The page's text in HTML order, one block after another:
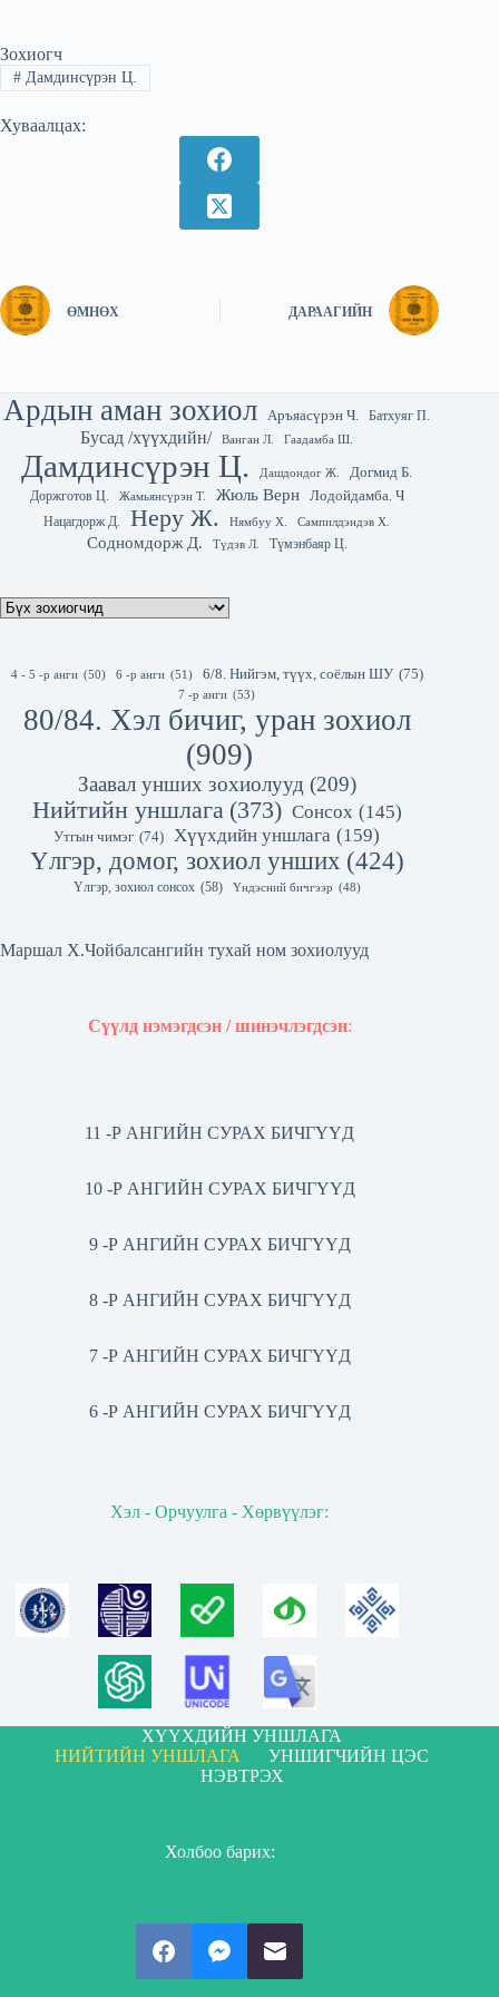
Зохиогч
#Дамдинсүрэн Ц.
Хуваалцах:
ӨМНӨХ ДАРААГИЙН
Ардын аман зохиол Аръяасүрэн Ч. Батхуяг П.
Бусад /хүүхдийн/ Ванган Л. Гаадамба Ш.
Дамдинсүрэн Ц. Дашдондог Ж.
Догмид Б.
Доржготов Ц.
Жамьянсүрэн Т. Жюль Верн Лодойдамба. Ч
Нацагдорж Д. Неру Ж. Нямбуу Х. Сампилдэндэв Х.
Содномдорж Д. Түдэв Л. Түмэнбаяр Ц.
4 - 5 -р анги (50) 6 -р анги (51) 6/8. Нийгэм, түүх, соёлын ШУ (75)
7 -р анги (53)
80/84. Хэл бичиг, уран зохиол
(909)
Заавал унших зохиолууд (209)
Нийтийн уншлага (373) Сонсох (145)
Утгын чимэг (74) Хүүхдийн уншлага (159)
Үлгэр, домог, зохиол унших (424)
Үлгэр, зохиол сонсох (58) Үндэсний бичгээр (48)
Маршал Х.Чойбалсангийн тухай ном зохиолууд
Сүүлд нэмэгдсэн / шинэчлэгдсэн:
11 -Р АНГИЙН СУРАХ БИЧГҮҮД
10 -Р АНГИЙН СУРАХ БИЧГҮҮД
9 -Р АНГИЙН СУРАХ БИЧГҮҮД
8 -Р АНГИЙН СУРАХ БИЧГҮҮД
7 -Р АНГИЙН СУРАХ БИЧГҮҮД
6 -Р АНГИЙН СУРАХ БИЧГҮҮД
Хэл - Орчуулга - Хөрвүүлэг:
ХҮҮХДИЙН УНШЛАГА
НИЙТИЙН УНШЛАГА
УНШИГЧИЙН ЦЭС
НЭВТРЭХ
Холбоо барих: